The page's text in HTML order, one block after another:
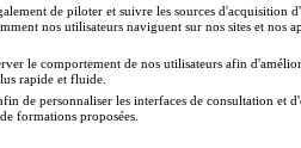
alternance
de piloter et suivre les sources d'acquisition
nos utilisateurs naviguent sur nos sites et nos
le comportement de nos utilisateurs afin
rapide et fluide.
de personnaliser les interfaces de consultation et
formations proposées.